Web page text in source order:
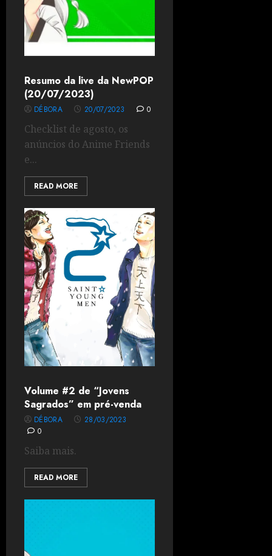
Resumo da live da NewPOP
(20/07/2023)
DÉBORA 20/07/2023 0
Checklist de agosto, os
anúncios do Anime Friends
e...
READ MORE
Volume #2 de “Jovens
Sagrados” em pré-venda
DÉBORA
28/03/2023
0
Saiba mais.
READ MORE